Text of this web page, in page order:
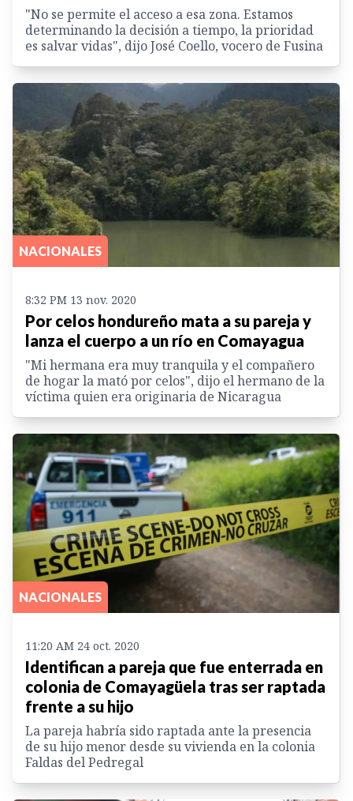
"No se permite el acceso a esa zona. Estamos
determinando la decisión a tiempo, la prioridad
es salvar vidas", dijo José Coello, vocero de Fusina
NACIONALES
8:32 PM 13 nov. 2020
Por celos hondureño mata a su pareja y
lanza el cuerpo a un río en Comayagua
"Mi hermana era muy tranquila y el compañero
de hogar la mató por celos", dijo el hermano de la
víctima quien era originaria de Nicaragua
NACIONALES
11:20 AM 24 oct. 2020
Identifican a pareja que fue enterrada en
colonia de Comayagüela tras ser raptada
frente a su hijo
La pareja habría sido raptada ante la presencia
de su hijo menor desde su vivienda en la colonia
Faldas del Pedregal